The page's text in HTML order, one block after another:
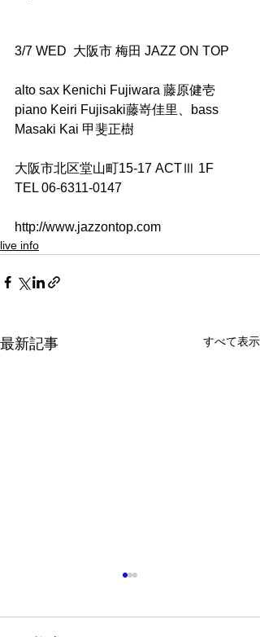
3/7 WED  大阪市 梅田 JAZZ ON TOP
alto sax Kenichi Fujiwara 藤原健壱
piano Keiri Fujisaki藤嵜佳里、bass
Masaki Kai 甲斐正樹
大阪市北区堂山町15-17 ACTⅢ 1F
TEL 06-6311-0147
http://www.jazzontop.com
live info
最新記事 すべて表示